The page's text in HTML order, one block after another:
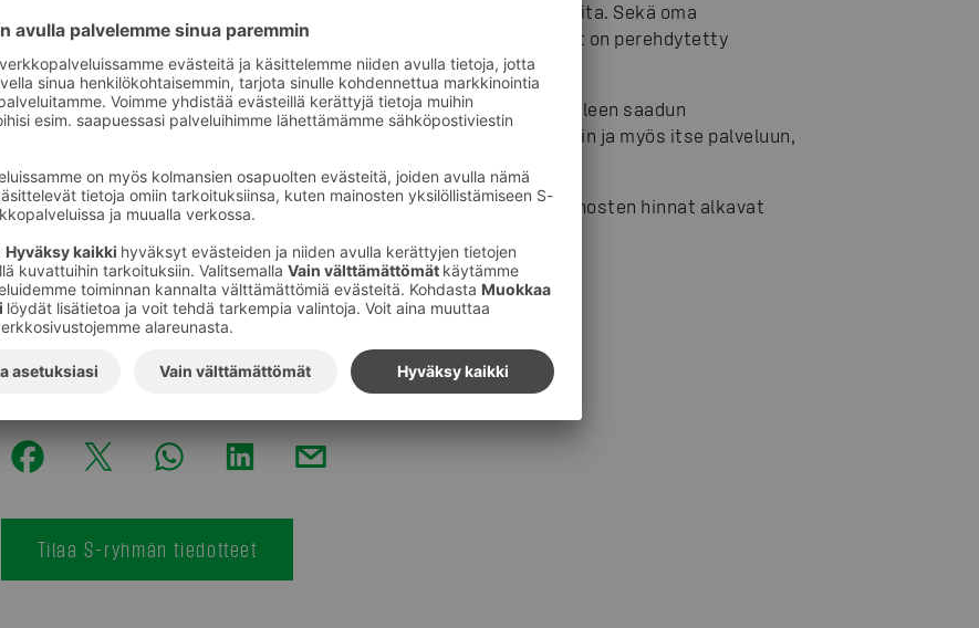
yhteisiä vastuullisuusperiaatteita ja niistä johdettuja tarkkoja ohjeita. Sekä oma
henkilökunta että mukana olevien yhteistyökumppanien työntekijät on perehdytetty
ohjeistuksiin.
− Kun palvelu nyt laajentuu, lähdemme kehittämään valikoimaa edelleen saadun
asiakaspalautteen perusteella. Kehitystä tulee kaikkiin tuoteryhmiin ja myös itse palveluun,
Palvelu halutaan tuoda mahdollisimman monen ulottuville, joten annosten hinnat alkavat
Syökotona.fi palvelee osoitteessa:https://syokotona.fi/
Kuvat:Mikko Mäntyniemi
Tilaa S-ryhmän tiedotteet